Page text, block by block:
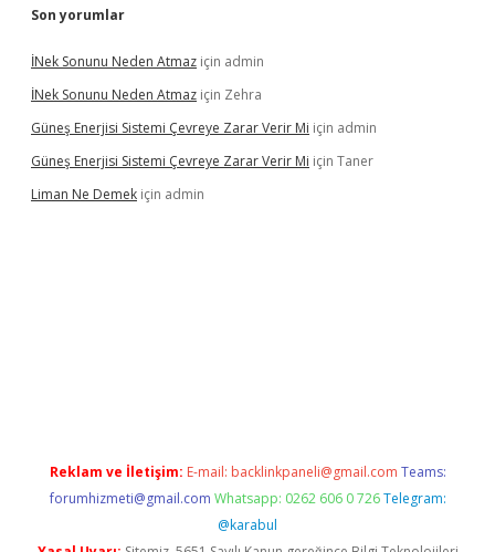
Son yorumlar
İNek Sonunu Neden Atmaz için admin
İNek Sonunu Neden Atmaz için Zehra
Güneş Enerjisi Sistemi Çevreye Zarar Verir Mi için admin
Güneş Enerjisi Sistemi Çevreye Zarar Verir Mi için Taner
Liman Ne Demek için admin
Reklam ve İletişim: E-mail: backlinkpaneli@gmail.com Teams:
forumhizmeti@gmail.com Whatsapp: 0262 606 0 726 Telegram:
@karabul